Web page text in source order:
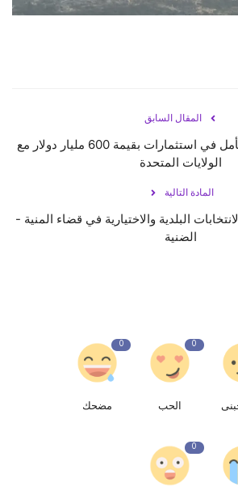
المقال السابق
ولي العهد السعودي: نأمل في استثمارات بقيمة 600 مليار دولار مع
الولايات المتحدة
المادة التالية
البلدية والاختيارية في قضاء المنية -
الضنية
0
الحب
0
مضحك
0